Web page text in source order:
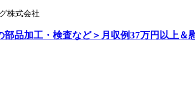
株式会社
部品加工・検査など＞月収例37万円以上